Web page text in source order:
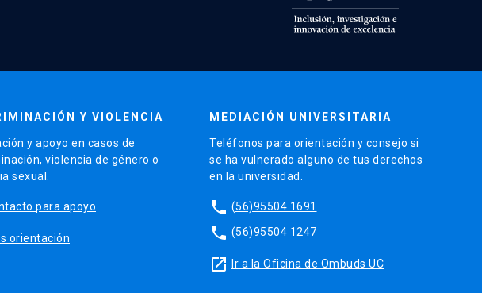
Y VIOLENCIA
y apoyo en casos de
violencia de género o
sexual.
para apoyo
orientación
MEDIACIÓN UNIVERSITARIA
Teléfonos para orientación y consejo si
se ha vulnerado alguno de tus derechos
en la universidad.
phone (56)95504 1691
phone (56)95504 1247
launch Ir a la Oficina de Ombuds UC